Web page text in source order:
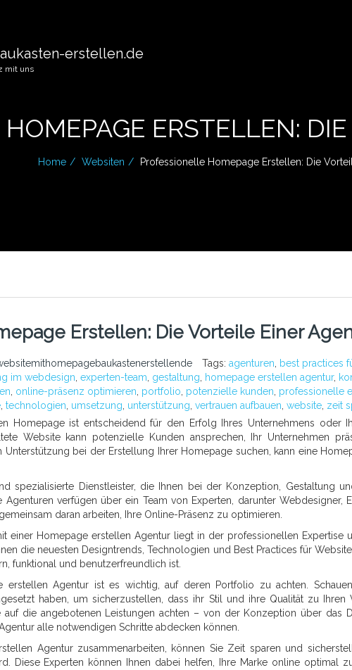
erstellen.de
mit uns
ERSTELLEN:
Home Websiten Professionelle Homepage Erstellen: Die
Erstellen: Die Vorteile Einer
Tags: agenturen best practices
im webdesign experten-team gestaltung homepage erstellen agentur,
online-präsenz optimieren portfolio potenzielle kunden professionelle
technologien umsetzung unterstützung vertrauen aufbauen website zeit
Homepage ist entscheidend für den Erfolg Ihres Unternehmens oder
Website kann potenzielle Kunden ansprechen, Ihr Unternehmen
Unterstützung bei der Erstellung Ihrer Homepage suchen, kann eine
spezialisierte Dienstleister, die Ihnen bei der Konzeption, Gestaltung
Agenturen verfügen über ein Team von Experten, darunter Webdesigner,
daran arbeiten, Ihre Online-Präsenz zu optimieren.
einer Homepage erstellen Agentur liegt in der professionellen Expertise
die neuesten Designtrends, Technologien und Best Practices für
funktional und benutzerfreundlich ist.
erstellen Agentur ist es wichtig, auf deren Portfolio zu achten.
haben, um sicherzustellen, dass ihr Stil und ihre Qualität zu Ihren
auf die angebotenen Leistungen achten – von der Konzeption über das
alle notwendigen Schritte abdecken können.
Agentur zusammenarbeiten, können Sie Zeit sparen und
Diese Experten können Ihnen dabei helfen, Ihre Marke online optimal